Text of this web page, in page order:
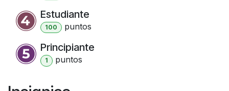
Estudiante
100 puntos
Principiante
1 puntos